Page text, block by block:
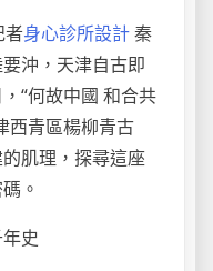
者身心診所設計秦
沖，天津自古即
“何故中國 和合共
西青區楊柳青古
肌理，探尋這座
。
史